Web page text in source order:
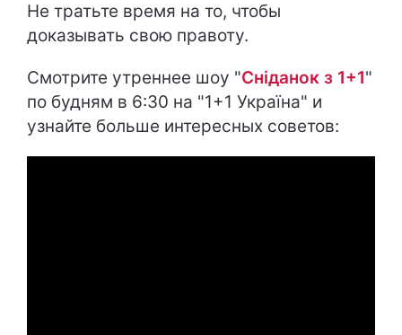
Не тратьте время на то, чтобы
доказывать свою правоту.
Смотрите утреннее шоу "Сніданок з 1+1"
по будням в 6:30 на "1+1 Україна" и
узнайте больше интересных советов: